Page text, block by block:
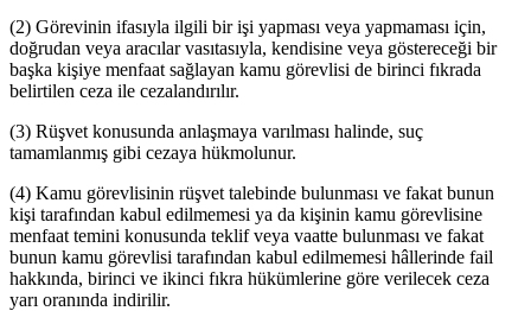
(2) Görevinin ifasıyla ilgili bir işi yapması veya yapmaması için,
doğrudan veya aracılar vasıtasıyla, kendisine veya göstereceği bir
başka kişiye menfaat sağlayan kamu görevlisi de birinci fıkrada
belirtilen ceza ile cezalandırılır.
(3) Rüşvet konusunda anlaşmaya varılması halinde, suç
tamamlanmış gibi cezaya hükmolunur.
(4) Kamu görevlisinin rüşvet talebinde bulunması ve fakat bunun
kişi tarafından kabul edilmemesi ya da kişinin kamu görevlisine
menfaat temini konusunda teklif veya vaatte bulunması ve fakat
bunun kamu görevlisi tarafından kabul edilmemesi hâllerinde fail
hakkında, birinci ve ikinci fıkra hükümlerine göre verilecek ceza
yarı oranında indirilir.